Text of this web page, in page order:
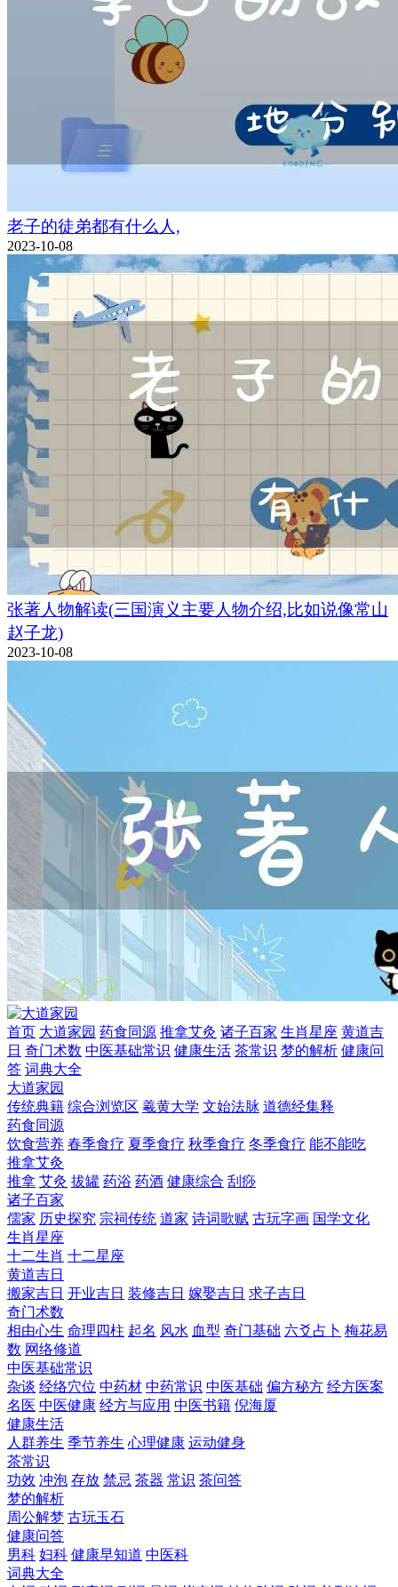
老子的徒弟都有什么人,
2023-10-08
张著人物解读(三国演义主要人物介绍,比如说像常山
赵子龙)
2023-10-08
首页 大道家园 药食同源 推拿艾灸 诸子百家 生肖星座 黄道吉
日 奇门术数 中医基础常识 健康生活 茶常识 梦的解析 健康问
答 词典大全
大道家园
传统典籍 综合浏览区 羲黄大学 文始法脉 道德经集释
药食同源
饮食营养 春季食疗 夏季食疗 秋季食疗 冬季食疗 能不能吃
推拿艾灸
推拿 艾灸 拔罐 药浴 药酒 健康综合 刮痧
诸子百家
儒家 历史探究 宗祠传统 道家 诗词歌赋 古玩字画 国学文化
生肖星座
十二生肖 十二星座
黄道吉日
搬家吉日 开业吉日 装修吉日 嫁娶吉日 求子吉日
奇门术数
相由心生 命理四柱 起名 风水 血型 奇门基础 六爻占卜 梅花易
数 网络修道
中医基础常识
杂谈 经络穴位 中药材 中药常识 中医基础 偏方秘方 经方医案
名医 中医健康 经方与应用 中医书籍 倪海厦
健康生活
人群养生 季节养生 心理健康 运动健身
茶常识
功效 冲泡 存放 禁忌 茶器 常识 茶问答
梦的解析
周公解梦 古玩玉石
健康问答
男科 妇科 健康早知道 中医科
词典大全